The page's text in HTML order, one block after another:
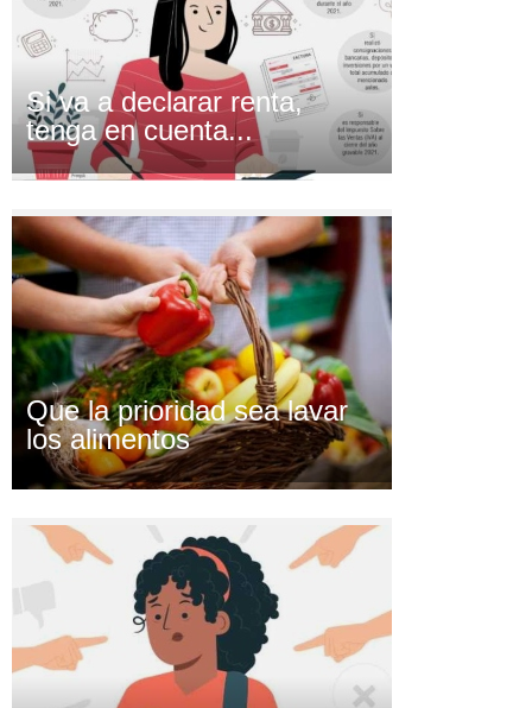
Si va a declarar renta,
tenga en cuenta...
Que la prioridad sea lavar
los alimentos